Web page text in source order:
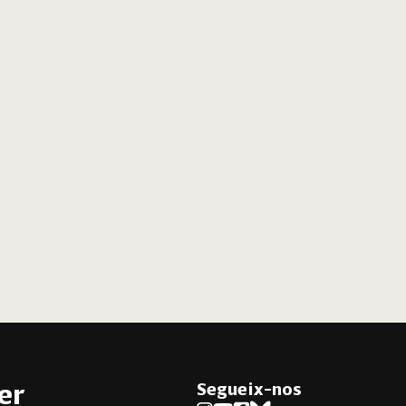
Segueix-nos